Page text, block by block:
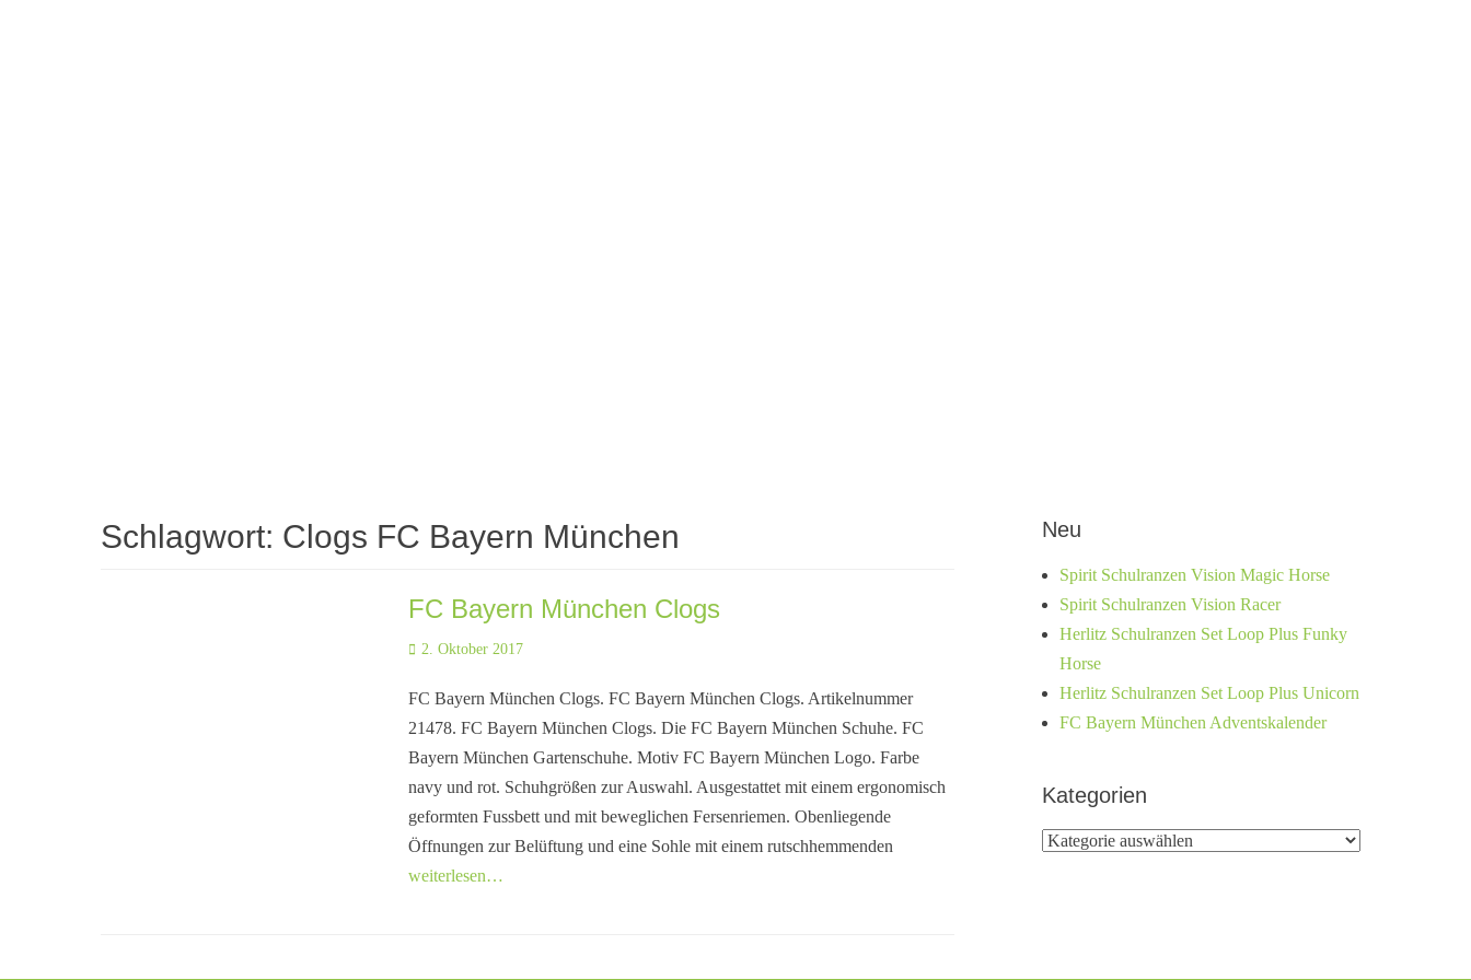
Schlagwort: Clogs FC Bayern München
FC Bayern München Clogs
Posted
2. Oktober 2017
FC Bayern München Clogs. FC Bayern München Clogs. Artikelnummer
21478. FC Bayern München Clogs. Die FC Bayern München Schuhe. FC
Bayern München Gartenschuhe. Motiv FC Bayern München Logo. Farbe
navy und rot. Schuhgrößen zur Auswahl. Ausgestattet mit einem ergonomisch
geformten Fussbett und mit beweglichen Fersenriemen. Obenliegende
Öffnungen zur Belüftung und eine Sohle mit einem rutschhemmenden
weiterlesen…
Neu
Spirit Schulranzen Vision Magic Horse
Spirit Schulranzen Vision Racer
Herlitz Schulranzen Set Loop Plus Funky
Horse
Herlitz Schulranzen Set Loop Plus Unicorn
FC Bayern München Adventskalender
Kategorien
Kategorien